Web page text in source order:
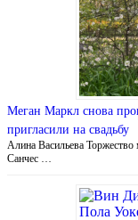
Меган Маркл снова
пригласили на свадьбу
Алина Васильева
Санчес …